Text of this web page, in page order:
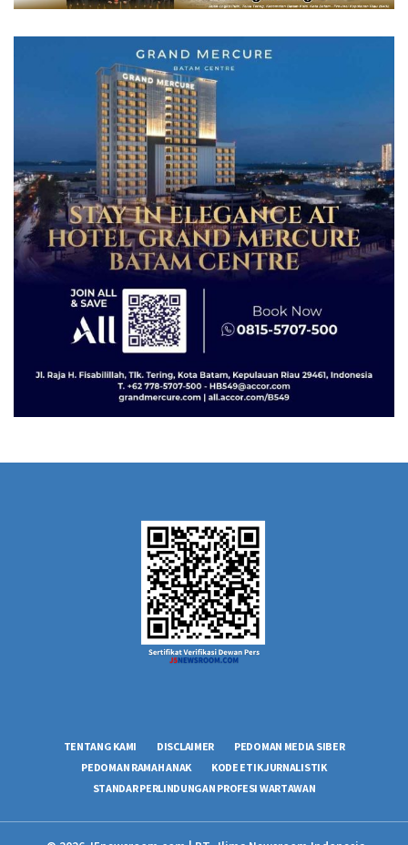
TENTANG KAMI DISCLAIMER
PEDOMAN MEDIA SIBER
PEDOMAN RAMAH ANAK
KODE ETIK JURNALISTIK
STANDAR PERLINDUNGAN PROFESI WARTAWAN